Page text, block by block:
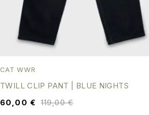
CAT WWR
TWILL CLIP PANT | BLUE NIGHTS
119,00€
60,00 €